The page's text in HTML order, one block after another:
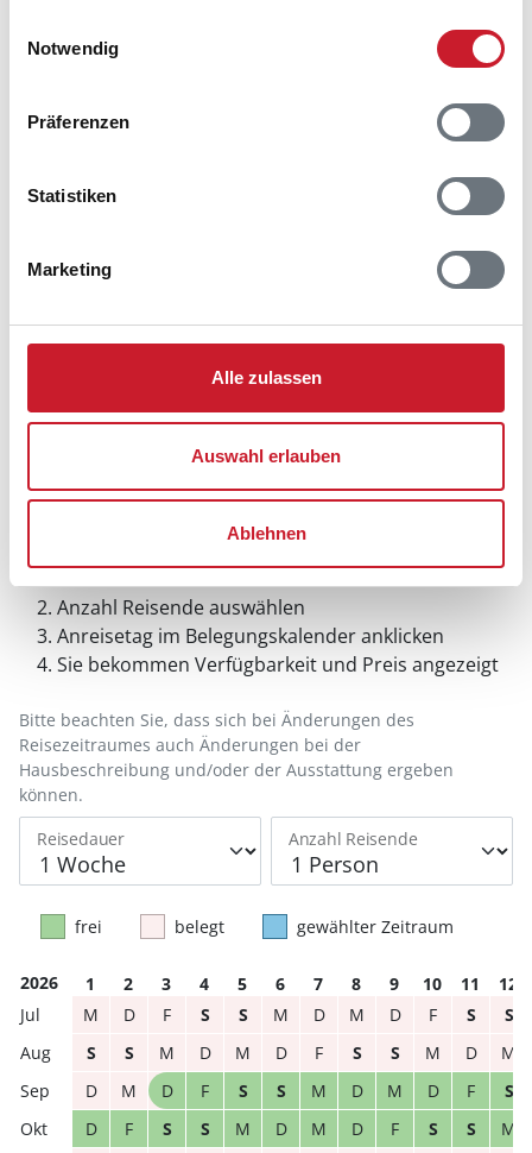
Notwendig
Präferenzen
Statistiken
Marketing
Alle zulassen
Auswahl erlauben
Ablehnen
Belegungskalender
Anzahl Reisende auswählen
Anreisetag im Belegungskalender anklicken
Sie bekommen Verfügbarkeit und Preis angezeigt
Reisedauer Anzahl Reisende
Bitte beachten Sie, dass sich bei Änderungen des
Reisezeitraumes auch Änderungen bei der
Hausbeschreibung und/oder der Ausstattung ergeben
können.
frei belegt gewählter Zeitraum
2026 1 2 3 4 5 6 7 8 9 10 11
12
M
D F S S M D M D F S
S
S
S M D M D F S S M D
M
D
M D F S S M D M D F
S
D
F S S M D M D F S S
M